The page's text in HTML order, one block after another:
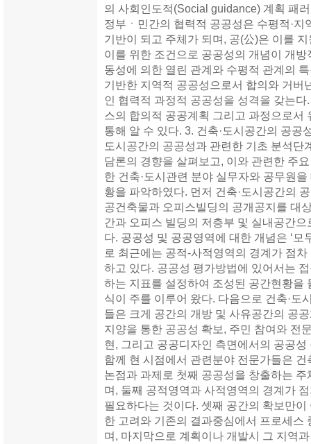
의 사회인도적(Social guidance) 계획 패
정부ㆍ민간의 협력적 공공성은 수평적·지
기반이 되고 주체가 되며, 공(公)은 이를
이를 위한 조건으로 공공성의 개념이 개
동성에 의한 열린 관계와 수평적 관계의
기반한 지역적 공공성으로서 합의와 거버
인 협력적 과정적 공공성을 성격을 갖는
스의 합의적 공공계획 그리고 과정으로서
통해 알 수 있다. 3. 건축·도시공간의 공공
도시공간의 공공성과 관련한 기초 분석단
담론의 경향을 살펴보고, 이와 관련한 주
한 건축·도시관련 분야 실무자와 공무원
황을 파악하였다. 먼저 건축·도시공간의
공건축물과 오피스빌딩의 공개공지를 대
간과 오피스 빌딩의 저층부 및 실내공간
다. 공공성 및 공공영역에 대한 개념은 ‘모
로 최근에는 공적-사적영역의 경계가 점
하고 있다. 공공성 평가방법에 있어서는
하는 지표를 설정하여 조성된 공간현황을
식이 주를 이루어 왔다. 다음으로 건축·도
들은 크게 공간의 개방 및 사유공간의 공
지양을 통한 공공성 확보, 주민 참여와 전
현, 그리고 공공디자인 측면에서의 공공
함께 현 시점에서 관련분야 전문가들은
논점과 과제로 첫째 공공성을 창출하는
며, 둘째 공적영역과 사적영역의 경계가
필요하다는 것이다. 셋째 공간의 확보만
한 고려와 기존의 결과중심에서 프로세스
며, 마지막으로 계획이나 개발시 그 지역